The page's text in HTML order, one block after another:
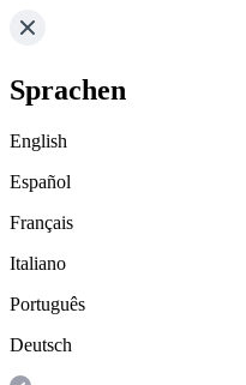
Sprachen
English
Español
Français
Italiano
Português
Deutsch